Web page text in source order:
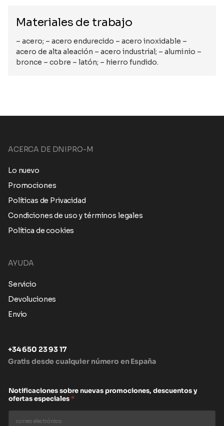
Materiales de trabajo
– acero; – acero endurecido – acero inoxidable –
acero de alta aleación – acero industrial; – aluminio –
bronce – cobre – latón; – hierro fundido.
ACERCA DE DNIPRO-M
Lo nuevo
Promociones
Políticas de Privacidad
Condiciones de uso y términos legales
Política de cookies
AYUDA
Servicio
Devoluciones
Envio
+34 650 23 93 17
Gratis desde cualquier número en España
Notificaciones sobre nuevas promociones, descuentos y
ofertas especiales*